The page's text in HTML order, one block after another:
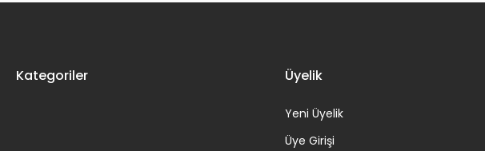
Kategoriler Üyelik
Yeni Üyelik
Üye Girişi